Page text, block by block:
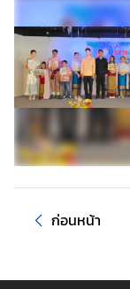
ข้
อ
มู
ล
น่
า
ส
ก่อนหน้า